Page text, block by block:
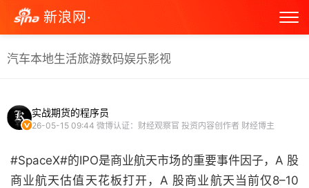
新浪网·
汽车本地生活旅游数码娱乐影视
实战期货的程序员
26-05-15 09:44 微博认证：财经观察官 投资内容创作者 财经博主
#SpaceX#的IPO是商业航天市场的重要事件因子，A 股
商业航天估值天花板打开，A 股商业航天当前仅8–10